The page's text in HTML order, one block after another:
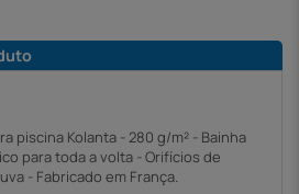
piscina Kolanta - 280 g/m² - Bainha
para toda a volta - Orifícios de
- Fabricado em França.